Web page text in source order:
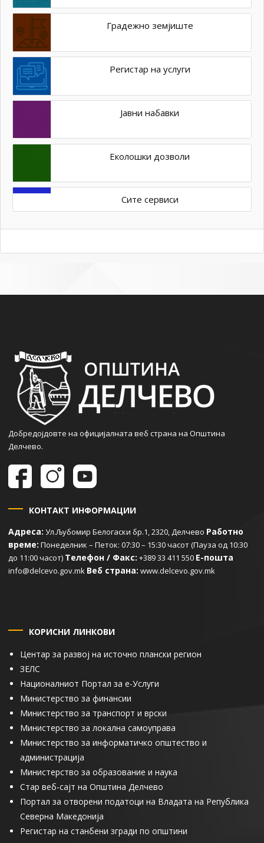
Градежно земјиште
Регистар на услуги
Јавни набавки
Еколошки дозволи
Сите сервиси
Добредојдовте на официјалната веб страна на Општина
Делчево.
КОНТАКТ ИНФОРМАЦИИ
Адреса: Ул.Љубомир Белогаски бр.1, 2320, Делчево Работно
време: Понеделник – Петок: 07:30 – 15:30 часот (Пауза од 10:30
до 11:00 часот) Телефон / Факс: +389 33 411 550 Е-пошта
info@delcevo.gov.mk Веб страна: www.delcevo.gov.mk
КОРИСНИ ЛИНКОВИ
Центар за развој на источно плански регион
ЗЕЛС
Националниот Портал за е-Услуги
Министерство за финансии
Министерство за транспорт и врски
Министерство за локална самоуправа
Министерство за информатичко општество и
администрација
Министерство за образование и наука
Стар веб-сајт на Општина Делчево
Портал за отворени податоци на Владата на Република
Северна Македонија
Регистар на станбени згради по општини